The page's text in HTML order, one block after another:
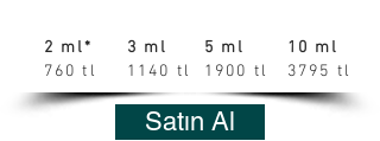
2 ml*
760 tl
3 ml
1140 tl
5 ml
1900 tl
10 ml
3795 tl
Satın Al